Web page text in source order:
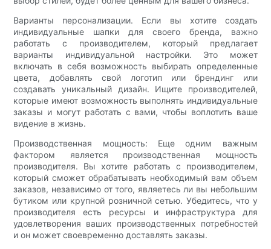
Варианты персонализации. Если вы хотите создать
индивидуальные шапки для своего бренда, важно
работать с производителем, который предлагает
варианты индивидуальной настройки. Это может
включать в себя возможность выбирать определенные
цвета, добавлять свой логотип или брендинг или
создавать уникальный дизайн. Ищите производителей,
которые имеют возможность выполнять индивидуальные
заказы и могут работать с вами, чтобы воплотить ваше
видение в жизнь.
Производственная мощность: Еще одним важным
фактором является производственная мощность
производителя. Вы хотите работать с производителем,
который сможет обрабатывать необходимый вам объем
заказов, независимо от того, являетесь ли вы небольшим
бутиком или крупной розничной сетью. Убедитесь, что у
производителя есть ресурсы и инфраструктура для
удовлетворения ваших производственных потребностей
и он может своевременно доставлять заказы.